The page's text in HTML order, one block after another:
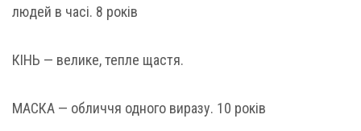
людей в часі. 8 років
КІНЬ — велике, тепле щастя.
МАСКА — обличчя одного виразу. 10 років